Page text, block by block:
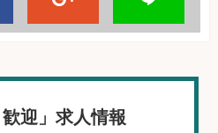
歓迎」求人情報